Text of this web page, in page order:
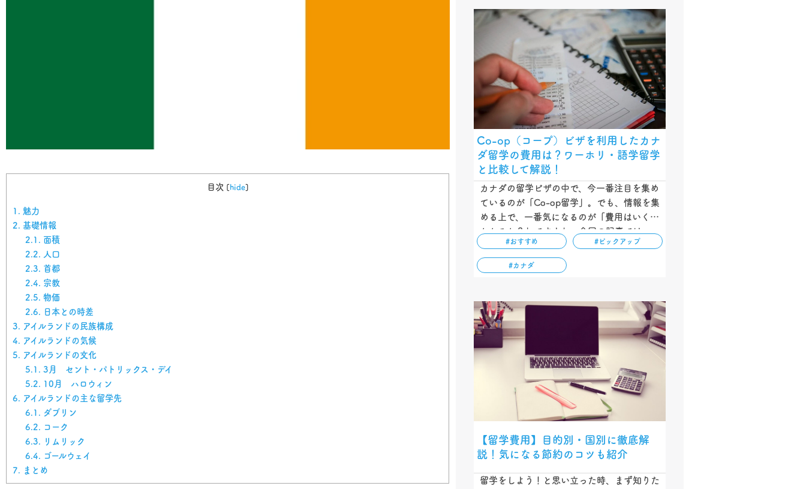
目次 [ hide]
1.
魅力
2.
基礎情報
2.1.
面積
2.2.
人口
2.3.
首都
2.4.
宗教
2.5. 物価
2.6.
日本との時差
3.
アイルランドの民族構成
4.
アイルランドの気候
5.
アイルランドの文化
5.1.
3月 セント・パトリックス・デイ
5.2.
10月 ハロウィン
6.
アイルランドの主な留学先
6.1.
ダブリン
6.2.
コーク
6.3.
リムリック
6.4.
ゴールウェイ
7.
まとめ
Co-op（コープ）ビザを利用したカナ
ダ留学の費用は？ワーホリ・語学留学
と比較して解説！
カナダの留学ビザの中で、今一番注目を集め
ているのが「Co-op留学」。でも、情報を集
める上で、一番気になるのが「費用はいくら
かかるか？」ですよね。今回の記事では、
Co-op留学にかかる具体的な出費内容や現地
での収入額、そして節約方法や奨学金情報も
ご紹介しています！…
#おすすめ #ピックアップ
#カナダ
【留学費用】目的別・国別に徹底解
説！気になる節約のコツも紹介
留学をしよう！と思い立った時、まず知りた